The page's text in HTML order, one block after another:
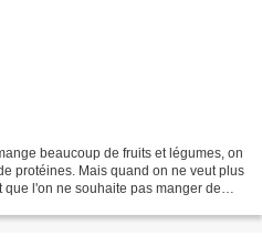
beaucoup de fruits et légumes, on
protéines. Mais quand on ne veut plus
l'on ne souhaite pas manger de